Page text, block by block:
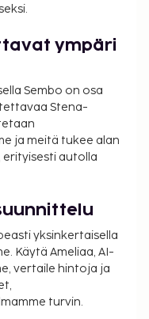
on puutarha
ja takka
huonepalvelun
nauttimalla
klo
virallisen
turismin
paikan päällä
saattaa sisältyä
per
ympäri
Sembo on osa
Stena-
ja meitä tukee alan
autolla
yksinkertaisella
Käytä Ameliaa, AI-
vertaile hintoja ja
turvin.